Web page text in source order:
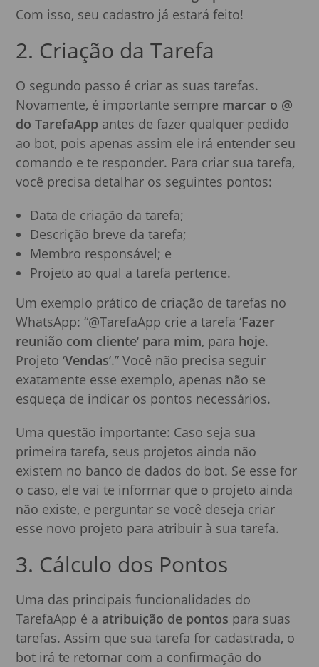
Com isso, seu cadastro já estará feito!
2. Criação da Tarefa
O segundo passo é criar as suas tarefas.
Novamente, é importante sempre marcar o @
do TarefaApp antes de fazer qualquer pedido
ao bot, pois apenas assim ele irá entender seu
comando e te responder. Para criar sua tarefa,
você precisa detalhar os seguintes pontos:
Data de criação da tarefa;
Descrição breve da tarefa;
Membro responsável; e
Projeto ao qual a tarefa pertence.
Um exemplo prático de criação de tarefas no
WhatsApp: “@TarefaApp crie a tarefa ‘Fazer
reunião com cliente‘ para mim, para hoje.
Projeto ‘Vendas‘.” Você não precisa seguir
exatamente esse exemplo, apenas não se
esqueça de indicar os pontos necessários.
Uma questão importante: Caso seja sua
primeira tarefa, seus projetos ainda não
existem no banco de dados do bot. Se esse for
o caso, ele vai te informar que o projeto ainda
não existe, e perguntar se você deseja criar
esse novo projeto para atribuir à sua tarefa.
3. Cálculo dos Pontos
Uma das principais funcionalidades do
TarefaApp é a atribuição de pontos para suas
tarefas. Assim que sua tarefa for cadastrada, o
bot irá te retornar com a confirmação do